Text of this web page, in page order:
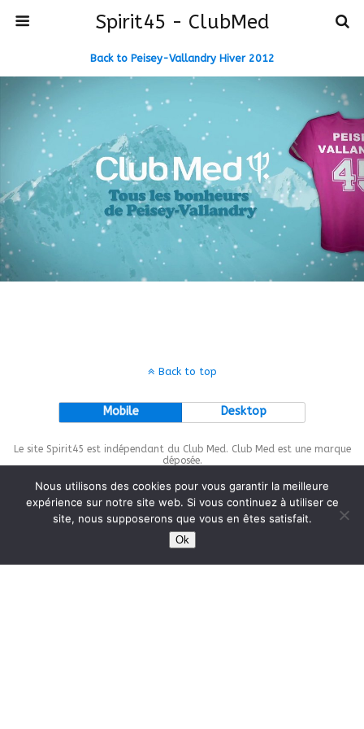
Spirit45 - ClubMed
Back to Peisey-Vallandry Hiver 2012
Back to top
Mobile Desktop
Le site Spirit45 est indépendant du Club Med. Club Med est une marque
déposée.
This site is protected bywp-copyrightpro.com
Nous utilisons des cookies pour vous garantir la meilleure
expérience sur notre site web. Si vous continuez à utiliser ce
site, nous supposerons que vous en êtes satisfait.
Ok